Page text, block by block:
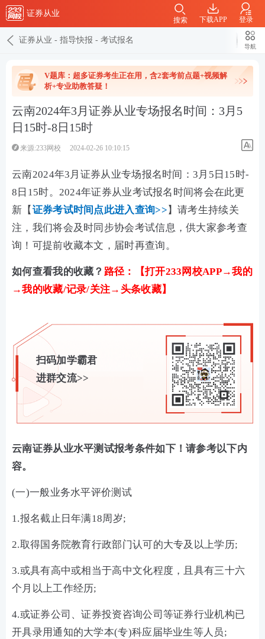
证券从业
下载APP 登录
搜索
证券从业 - 指导快报 - 考试报名
导航
V题库：超多证券考生正在用，含2套考前点题+视频解
析+专业助教答疑！
云南2024年3月证券从业专场报名时间：3月5
日15时-8日15时
来源:233网校 2024-02-26 10:10:15
云南2024年3月证券从业专场报名时间：3月5日15时-
8日15时。2024年证券从业考试报名时间将会在此更
新【 证券考试时间点此进入查询>> 】请考生持续关
注，我们将会及时同步协会考试信息，供大家参考查
询！可提前收藏本文，届时再查询。
如何查看我的收藏？ 路径：【打开233网校APP→我的
→我的收藏/记录/关注→头条收藏】
扫码加学霸君
进群交流>>
云南证券从业水平测试报考条件如下！请参考以下内
容。
(一)一般业务水平评价测试
1.报名截止日年满18周岁;
2.取得国务院教育行政部门认可的大专及以上学历;
3.或具有高中或相当于高中文化程度，且具有三十六
个月以上工作经历;
4.或证券公司、证券投资咨询公司等证券行业机构已
开具录用通知的大学本(专)科应届毕业生等人员;